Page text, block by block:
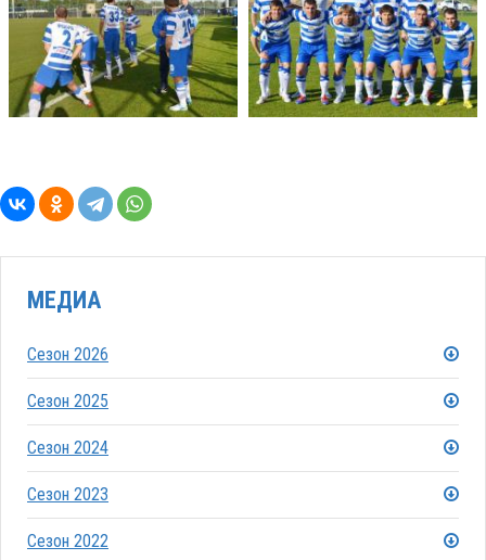
МЕДИА
Сезон 2026
Сезон 2025
Сезон 2024
Сезон 2023
Сезон 2022